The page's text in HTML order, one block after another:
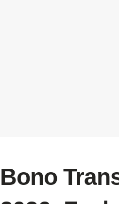
Bono